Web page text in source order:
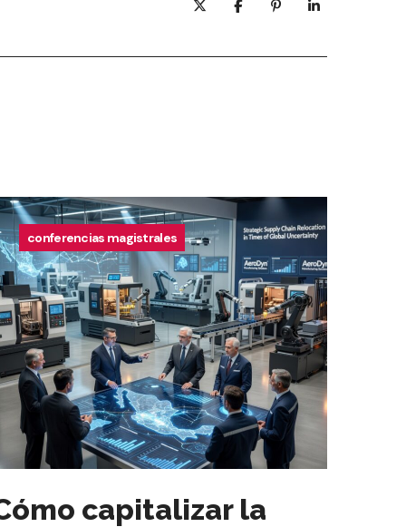
conferencias magistrales
capitalizar la